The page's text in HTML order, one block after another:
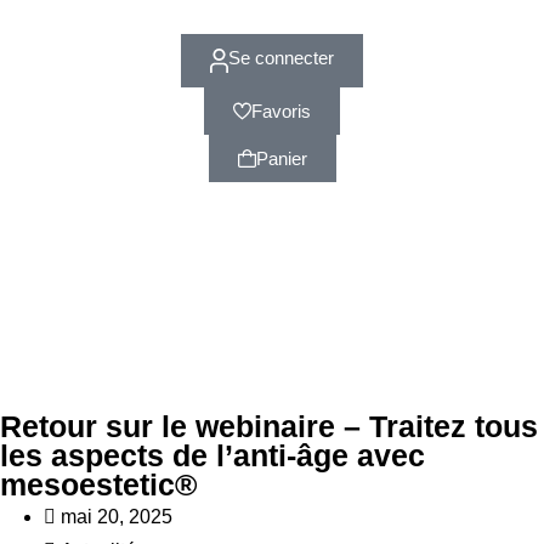
Se connecter
Favoris
Panier
Retour sur le webinaire – Traitez tous
les aspects de l’anti-âge avec
mesoestetic®
mai 20, 2025